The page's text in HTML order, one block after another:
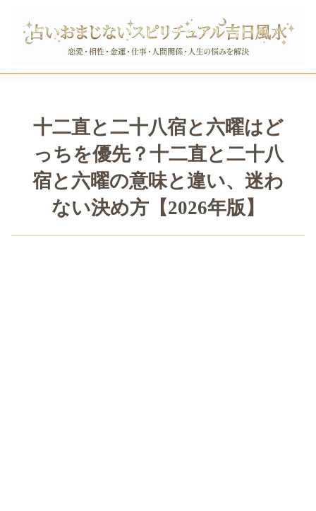
十二直と二十八宿と六曜はど
っちを優先？十二直と二十八
宿と六曜の意味と違い、迷わ
ない決め方【2026年版】